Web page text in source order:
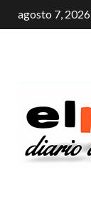
agosto 7, 2026